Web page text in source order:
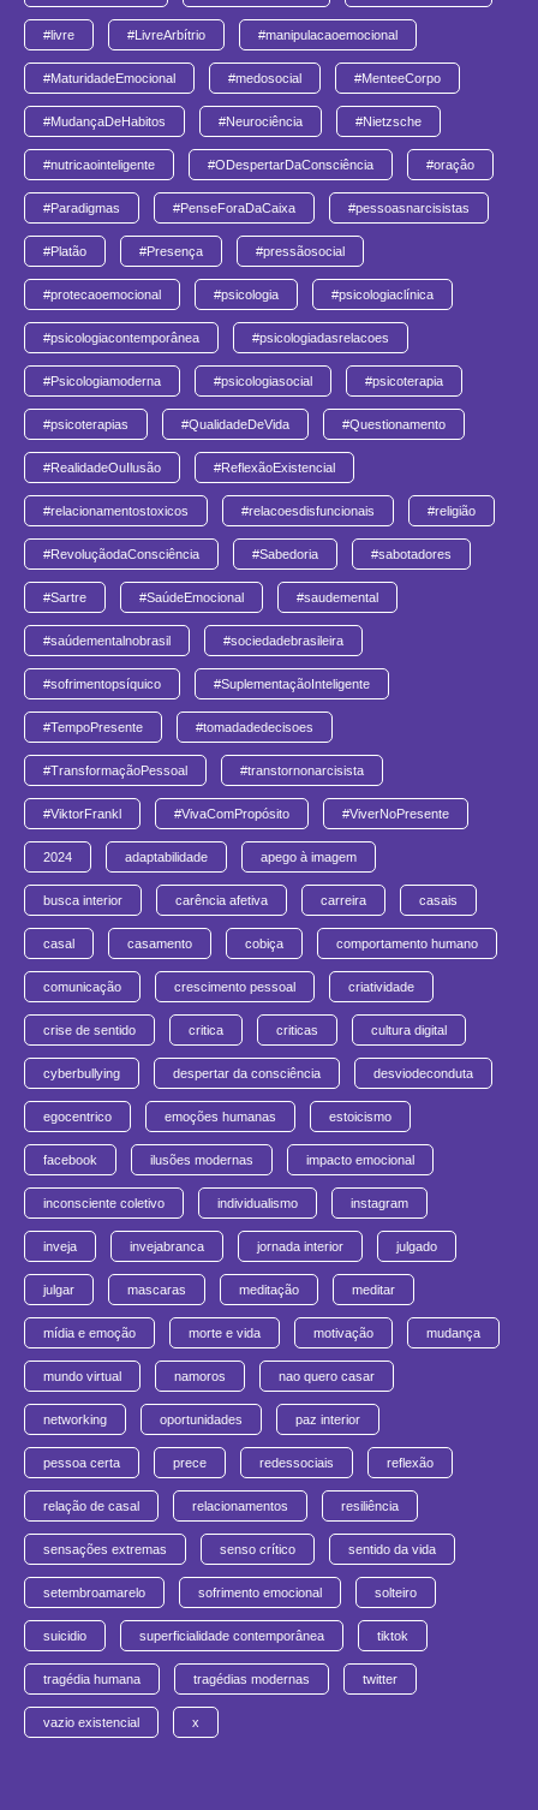
#livre #LivreArbítrio #manipulacaoemocional
#MaturidadeEmocional #medosocial #MenteeCorpo
#MudançaDeHabitos #Neurociência #Nietzsche
#nutricaointeligente #ODespertarDaConsciência #oraçâo
#Paradigmas #PenseForaDaCaixa #pessoasnarcisistas
#Platão #Presença #pressãosocial
#protecaoemocional #psicologia #psicologiaclínica
#psicologiacontemporânea #psicologiadasrelacoes
#Psicologiamoderna #psicologiasocial #psicoterapia
#psicoterapias #QualidadeDeVida #Questionamento
#RealidadeOuIlusão #ReflexãoExistencial
#relacionamentostoxicos #relacoesdisfuncionais #religião
#RevoluçãodaConsciência #Sabedoria #sabotadores
#Sartre #SaúdeEmocional #saudemental
#saúdementalnobrasil #sociedadebrasileira
#sofrimentopsíquico #SuplementaçãoInteligente
#TempoPresente #tomadadedecisoes
#TransformaçãoPessoal #transtornonarcisista
#ViktorFrankl #VivaComPropósito #ViverNoPresente
2024 adaptabilidade apego à imagem
busca interior carência afetiva carreira casais
casal casamento cobiça comportamento humano
comunicação crescimento pessoal criatividade
crise de sentido critica criticas cultura digital
cyberbullying despertar da consciência desviodeconduta
egocentrico emoções humanas estoicismo
facebook ilusões modernas impacto emocional
inconsciente coletivo individualismo instagram
inveja invejabranca jornada interior julgado
julgar mascaras meditação meditar
mídia e emoção morte e vida motivação mudança
mundo virtual namoros nao quero casar
networking oportunidades paz interior
pessoa certa prece redessociais reflexão
relação de casal relacionamentos resiliência
sensações extremas senso crítico sentido da vida
setembroamarelo sofrimento emocional solteiro
suicidio superficialidade contemporânea tiktok
tragédia humana tragédias modernas twitter
vazio existencial x